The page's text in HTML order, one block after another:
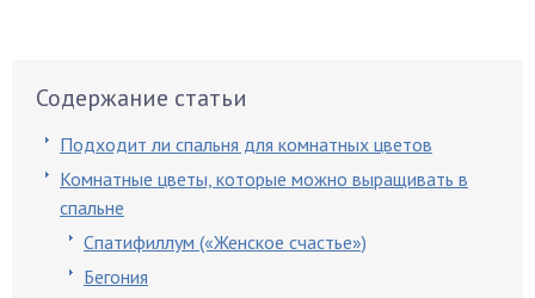
Содержание статьи
Подходит ли спальня для комнатных цветов
Комнатные цветы, которые можно выращивать в
спальне
Спатифиллум («Женское счастье»)
Бегония